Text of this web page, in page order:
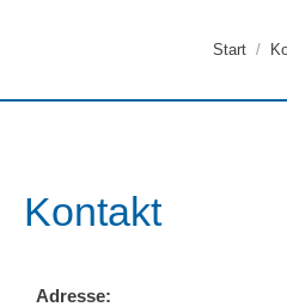
Sie befinden sich hier:Start
Kontakt
Adresse: